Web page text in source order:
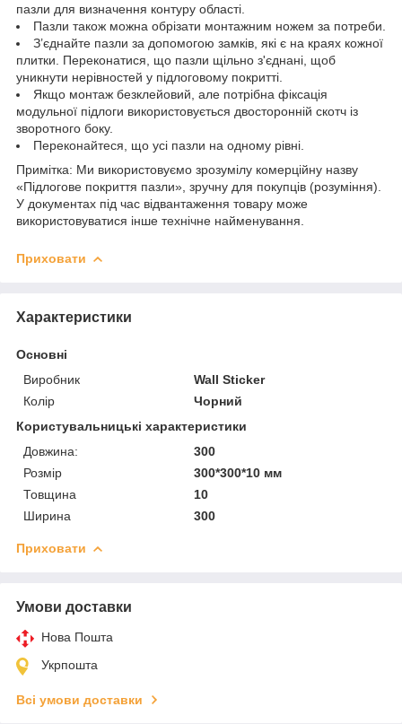
пазли для визначення контуру області.
Пазли також можна обрізати монтажним ножем за потреби.
З’єднайте пазли за допомогою замків, які є на краях кожної
плитки. Переконатися, що пазли щільно з'єднані, щоб
уникнути нерівностей у підлоговому покритті.
Якщо монтаж безклейовий, але потрібна фіксація
модульної підлоги використовується двосторонній скотч із
зворотного боку.
Переконайтеся, що усі пазли на одному рівні.
Примітка: Ми використовуємо зрозумілу комерційну назву
«Підлогове покриття пазли», зручну для покупців (розуміння).
У документах під час відвантаження товару може
використовуватися інше технічне найменування.
Приховати
Характеристики
Основні
Виробник
Wall Sticker
Колір
Чорний
Користувальницькі характеристики
Довжина:
300
Розмір
300*300*10 мм
Товщина
10
Ширина
300
Приховати
Умови доставки
Нова Пошта
Укрпошта
Всі умови доставки